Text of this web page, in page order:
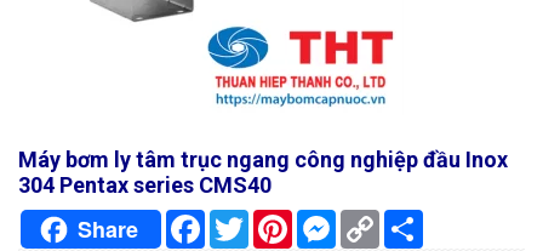
Máy bơm ly tâm trục ngang công nghiệp đầu Inox
304 Pentax series CMS40
Share FacebookTwitterPinterestMessenger
Copy
Link